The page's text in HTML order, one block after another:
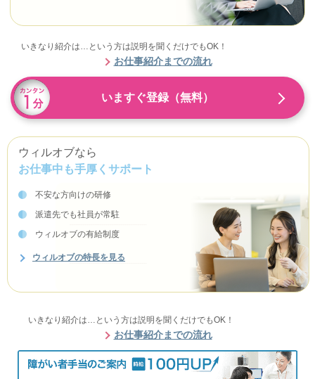
いきなり紹介は…という方は説明を聞くだけでもOK！
お仕事紹介までの流れ
いますぐ登録（無料）
ウィルオブなら
お仕事中も手厚くサポート
不安な方向けの研修
派遣先でも社員が常駐
ウィルオブの有給制度
ウィルオブの特長を見る
いきなり紹介は…という方は説明を聞くだけでもOK！
お仕事紹介までの流れ